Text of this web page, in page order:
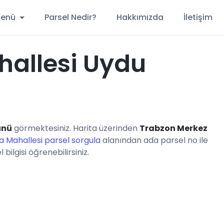
Parsel Nedir? Hakkımızda İletişim
Uydu
görmektesiniz. Harita üzerinden Trabzon Merkez
Mahallesi parsel sorgulaalanından ada parsel no ile
öğrenebilirsiniz.